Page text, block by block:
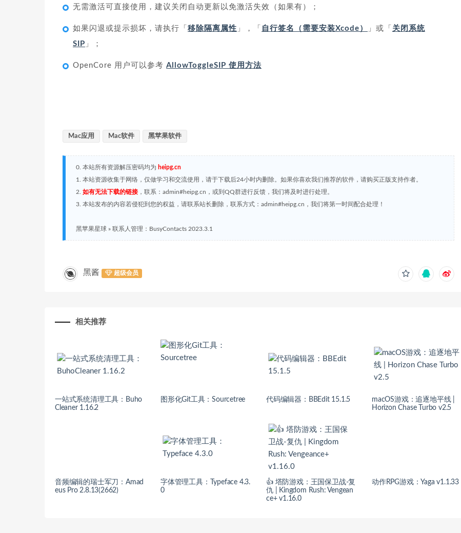
无需激活可直接使用，建议关闭自动更新以免激活失效（如果有）；
如果闪退或提示损坏，请执行「 移除隔离属性 」，「 自行签名（需要安装Xcode） 」或「 关闭系统
SIP 」；
OpenCore 用户可以参考 AllowToggleSIP 使用方法
Mac应用 Mac软件 黑苹果软件
0. 本站所有资源解压密码均为 heipg.cn
1. 本站资源收集于网络，仅做学习和交流使用，请于下载后24小时内删除。如果你喜欢我们推荐的软件，请购买正版支持作者。
2. 如有无法下载的链接，联系：admin#heipg.cn，或到QQ群进行反馈，我们将及时进行处理。
3. 本站发布的内容若侵犯到您的权益，请联系站长删除，联系方式：admin#heipg.cn，我们将第一时间配合处理！
黑苹果星球 » 联系人管理：BusyContacts 2023.3.1
黑酱 超级会员
相关推荐
一站式系统清理工具：Buho
Cleaner 1.16.2
图形化Git工具：Sourcetree 代码编辑器：BBEdit 15.1.5
macOS游戏：追逐地平线 |
Horizon Chase Turbo v2.5
音频编辑的瑞士军刀：Amad
eus Pro 2.8.13(2662)
字体管理工具：Typeface 4.3.
0
👍 塔防游戏：王国保卫战-复
仇 | Kingdom Rush: Vengean
ce+ v1.16.0
动作RPG游戏：Yaga v1.1.33